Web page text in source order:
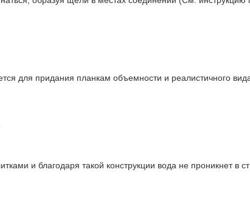
для придания планкам объемности и реалистичного
и благодаря такой конструкции вода не проникнет в